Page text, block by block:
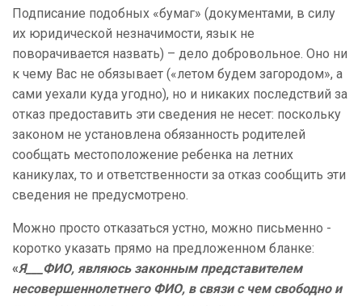
Подписание подобных «бумаг» (документами, в силу
их юридической незначимости, язык не
поворачивается назвать) – дело добровольное. Оно ни
к чему Вас не обязывает («летом будем загородом», а
сами уехали куда угодно), но и никаких последствий за
отказ предоставить эти сведения не несет: поскольку
законом не установлена обязанность родителей
сообщать местоположение ребенка на летних
каникулах, то и ответственности за отказ сообщить эти
сведения не предусмотрено.
Можно просто отказаться устно, можно письменно -
коротко указать прямо на предложенном бланке:
«Я___ФИО, являюсь законным представителем
несовершеннолетнего ФИО, в связи с чем свободно и